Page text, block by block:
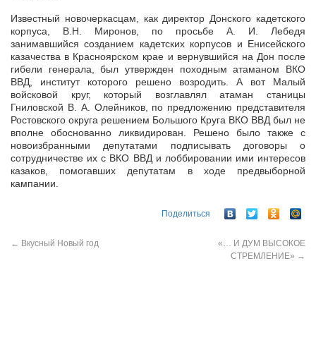
Известный новочеркасцам, как директор Донского кадетского
корпуса, В.Н. Миронов, по просьбе А. И. Лебедя
занимавшийся созданием кадетских корпусов и Енисейского
казачества в Красноярском крае и вернувшийся на Дон после
гибели генерала, был утвержден походным атаманом ВКО
ВВД, институт которого решено возродить. А вот Малый
войсковой круг, который возглавлял атаман станицы
Гниловской В. А. Олейников, по предложению представителя
Ростовского округа решением Большого Круга ВКО ВВД был не
вполне обоснованно ликвидирован. Решено было также с
новоизбранными депутатами подписывать договоры о
сотрудничестве их с ВКО ВВД и лоббировании ими интересов
казаков, помогавших депутатам в ходе предвыборной
кампании.
Поделиться
← Вкусный Новый год
«… И ДУМ ВЫСОКОЕ
СТРЕМЛЕНИЕ» →